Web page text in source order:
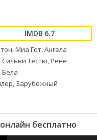
6.7
Миа Гот, Ангела
Тестю, Рене
Бела
Зарубежный
бесплатно